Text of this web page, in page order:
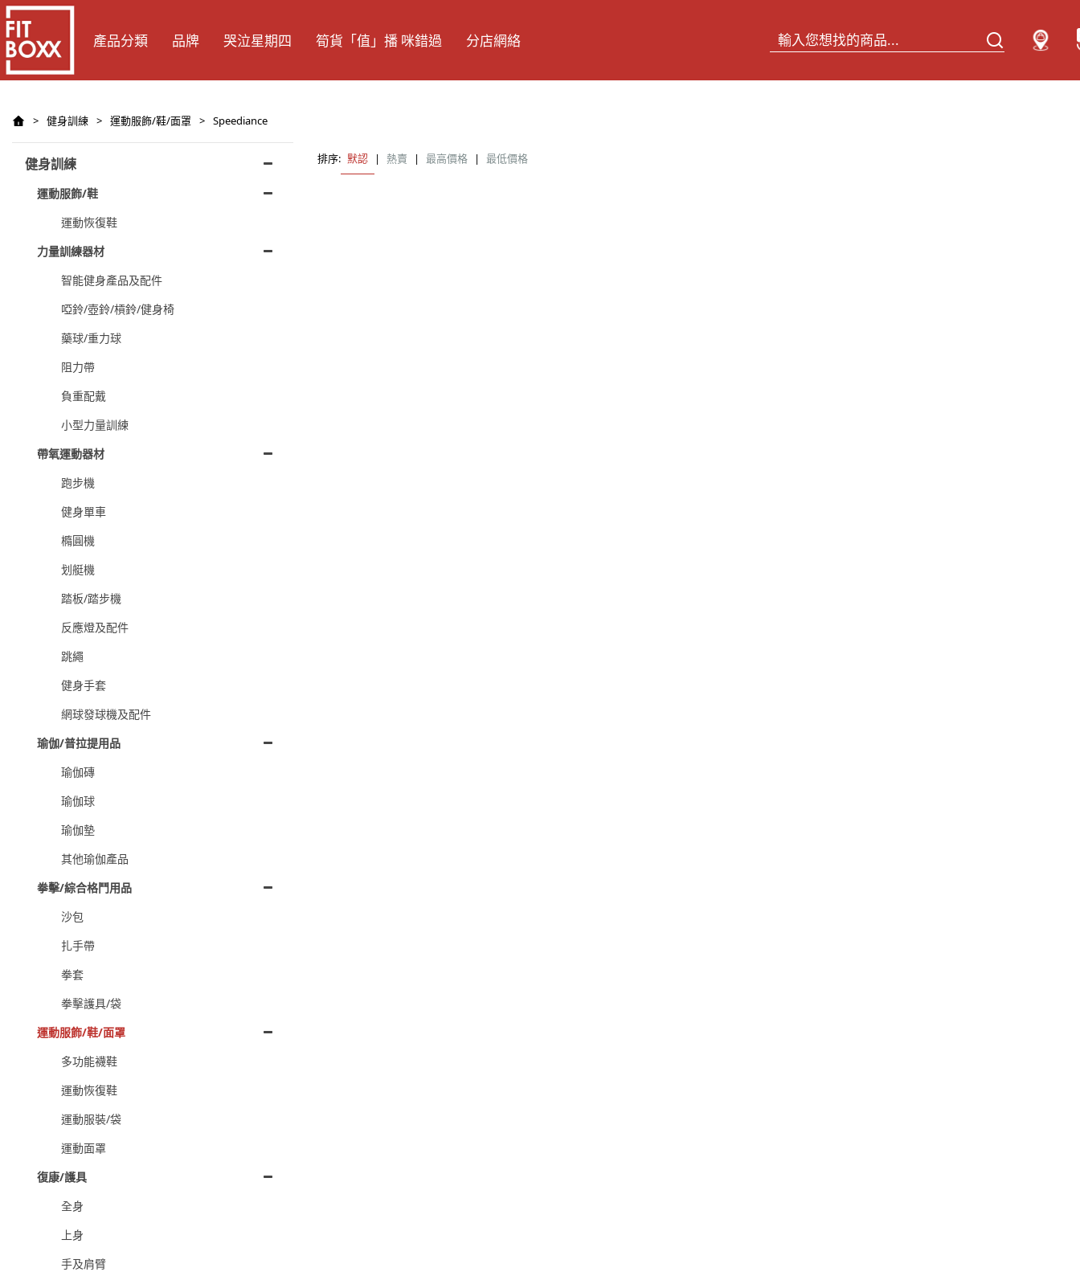
產品分類 品牌 哭泣星期四 筍貨「值」播 咪錯過 分店網絡
> 健身訓練 > 運動服飾/鞋/面罩 > Speediance
健身訓練
運動服飾/鞋
運動恢復鞋
力量訓練器材
智能健身產品及配件
啞鈴/壺鈴/槓鈴/健身椅
藥球/重力球
阻力帶
負重配戴
小型力量訓練
帶氧運動器材
跑步機
健身單車
橢圓機
划艇機
踏板/踏步機
反應燈及配件
跳繩
健身手套
網球發球機及配件
瑜伽/普拉提用品
瑜伽磚
瑜伽球
瑜伽墊
其他瑜伽產品
拳擊/綜合格鬥用品
沙包
扎手帶
拳套
拳擊護具/袋
運動服飾/鞋/面罩
多功能襪鞋
運動恢復鞋
運動服裝/袋
運動面罩
復康/護具
全身
上身
手及肩臂
排序: 默認 | 熱賣 | 最高價格 | 最低價格